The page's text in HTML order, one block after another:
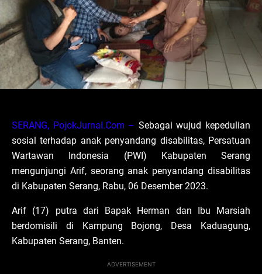
SERANG, PojokJurnal.Com – Sebagai wujud kepedulian
sosial terhadap anak penyandang disabilitas, Persatuan
Wartawan Indonesia (PWI) Kabupaten Serang
mengunjungi Arif, seorang anak penyandang disabilitas
di Kabupaten Serang, Rabu, 06 Desember 2023.
Arif (17) putra dari Bapak Herman dan Ibu Marsiah
berdomisili di Kampung Bojong, Desa Kaduagung,
Kabupaten Serang, Banten.
ADVERTISEMENT